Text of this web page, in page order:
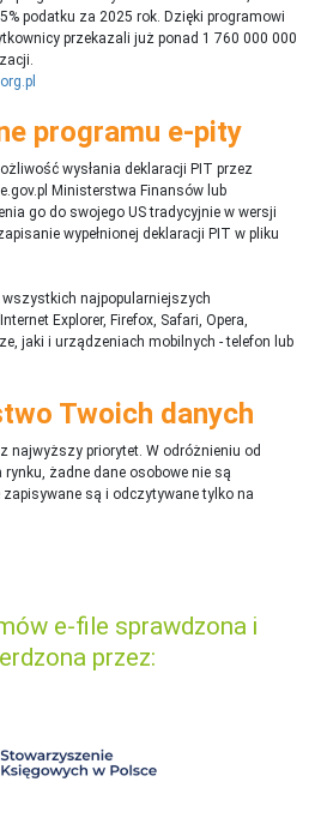
podatku za 2025 rok. Dzięki programowi
przekazali już ponad 1 760 000 000
programu e-pity
wysłania deklaracji PIT przez
Ministerstwa Finansów lub
go do swojego US tradycyjnie w wersji
wypełnionej deklaracji PIT w pliku
wszystkich najpopularniejszych
Explorer, Firefox, Safari, Opera,
jaki i urządzeniach mobilnych - telefon lub
Twoich danych
najwyższy priorytet. W odróżnieniu od
żadne dane osobowe nie są
są i odczytywane tylko na
e-file sprawdzona i
przez: